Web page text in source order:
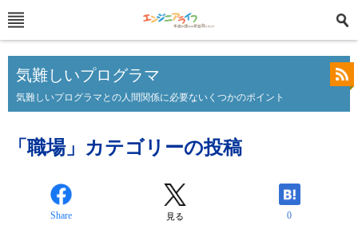
気難しいプログラマ
気難しいプログラマとの人間関係に必要ないくつかのポイント
「職場」カテゴリーの投稿
Share 見る 0